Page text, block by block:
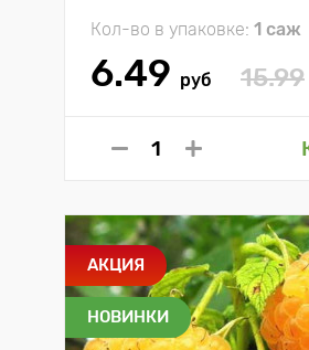
Кол-во в упаковке: 1 саж
6.49 руб 15.99
АКЦИЯ
НОВИНКИ